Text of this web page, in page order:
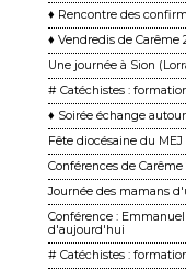
♦ Rencontre des
♦ Vendredis de Carême
Une journée à Sion
# Catéchistes :
♦ Soirée échange
Fête diocésaine du MEJ
Conférences de Carême
Journée des mamans
Conférence :
d'aujourd'hui
# Catéchistes :